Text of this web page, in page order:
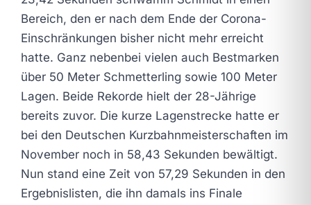
Bereich, den er nach dem Ende der Corona-
Einschränkungen bisher nicht mehr erreicht
hatte. Ganz nebenbei vielen auch Bestmarken
über 50 Meter Schmetterling sowie 100 Meter
Lagen. Beide Rekorde hielt der 28-Jährige
bereits zuvor. Die kurze Lagenstrecke hatte er
bei den Deutschen Kurzbahnmeisterschaften im
November noch in 58,43 Sekunden bewältigt.
Nun stand eine Zeit von 57,29 Sekunden in den
Ergebnislisten, die ihn damals ins Finale